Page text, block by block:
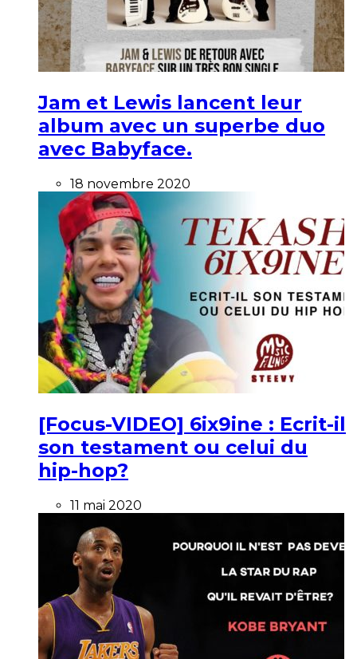
Jam et Lewis lancent leur
album avec un superbe duo
avec Babyface.
18 novembre 2020
[Focus-VIDEO] 6ix9ine : Ecrit-il
son testament ou celui du
hip-hop?
11 mai 2020